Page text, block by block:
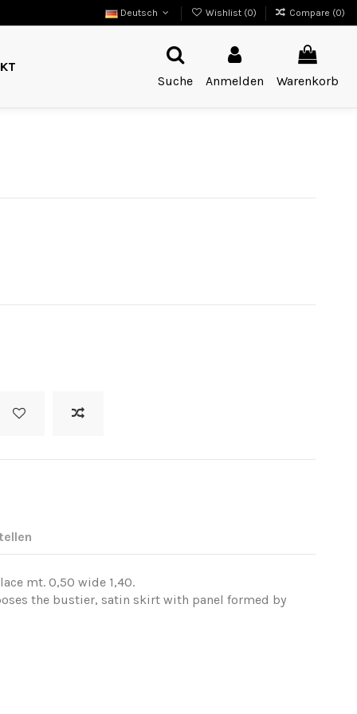
Deutsch Wishlist (0) Compare (0)
Suche
Anmelden Warenkorb
mt. 0,50 wide 1,40.
the bustier, satin skirt with panel formed by